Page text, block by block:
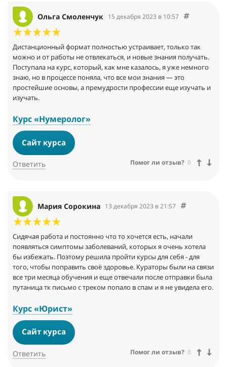
30 свободных минут утром - занимаюсь 30 минут утром, есть 4
часа в вечернее - погружаюсь в учебу на 4 часа в вечернее
время.
Весь процесс обучения сопровождался личным куратором,
это система оказалась для меня очень удобной.
В конце обучения я написала итоговую аттестационную
работу на тему «Основы питания человека, основы здорового
питания» и получила свой заветный сертификат. Это
прекрасный старт в новую профессию.
Ольга Смоленчук 15 декабря 2023 в 10:57
Дистанционный формат полностью устраивает, только так
можно и от работы не отвлекаться, и новые знания получать.
Поступала на курс, который, как мне казалось, я уже немного
знаю, но в процессе поняла, что все мои знания — это
простейшие основы, а премудрости профессии еще изучать и
изучать.
Курс «Нумеролог»
Сайт курса
Ответить Помог ли отзыв? 0
Мария Сорокина 13 декабря 2023 в 21:57
Сидячая работа и постоянно что то хочется есть, начали
появляться симптомы заболеваний, которых я очень хотела
бы избежать. Поэтому решила пройти курсы для себя - для
того, чтобы поправить своё здоровье. Кураторы были на связи
все три месяца обучения и еще отвечали после отправки была
путаница тк письмо с треком попало в спам и я не увидела его.
Курс «Юрист»
Сайт курса
Ответить Помог ли отзыв? 0